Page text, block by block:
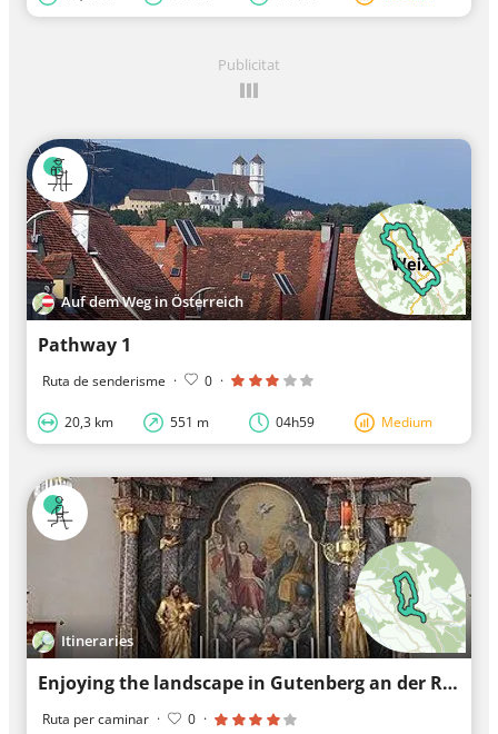
Publicitat
Auf dem Weg in Österreich
Pathway 1
Ruta de senderisme · 0 ·
20,3 km 551 m 04h59 Medium
Itineraries
Enjoying the landscape in Gutenberg an der Raabklamm
Ruta per caminar · 0 ·